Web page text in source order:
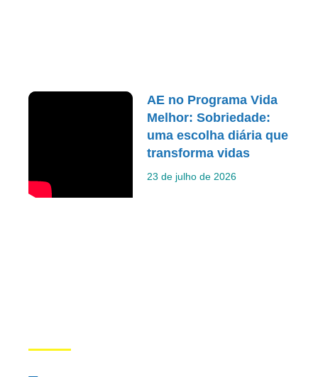
AE no Programa Vida
Melhor: Sobriedade:
uma escolha diária que
transforma vidas
23 de julho de 2026